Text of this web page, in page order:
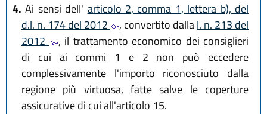
4. Ai sensi dell' articolo 2, comma 1, lettera b), del
d.l. n. 174 del 2012
, convertito dallal. n. 213 del
2012
, il trattamento economico dei consiglieri
di cui ai commi 1 e 2 non può eccedere
complessivamente l'importo riconosciuto dalla
regione più virtuosa, fatte salve le coperture
assicurative di cui all'articolo 15.